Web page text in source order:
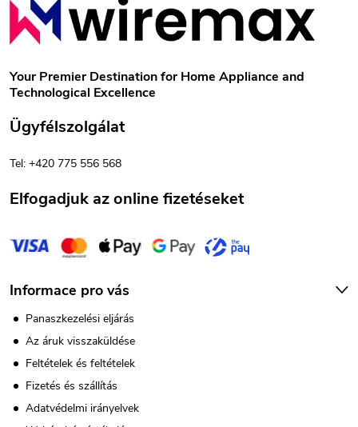
y
í
t
á
s
e
l
e
m
e
i
á
b
é
c
Your Premier Destination for Home Appliance and
Technological Excellence
Ügyfélszolgálat
Tel: +420 775 556 568
Elfogadjuk az online fizetéseket
Informace pro vás
Panaszkezelési eljárás
Az áruk visszaküldése
Feltételek és feltételek
Fizetés és szállítás
Adatvédelmi irányelvek